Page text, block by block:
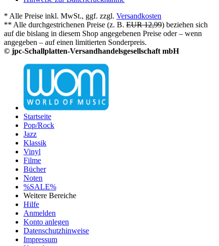
* Alle Preise inkl. MwSt., ggf. zzgl. Versandkosten
** Alle durchgestrichenen Preise (z. B. EUR 12,99) beziehen sich
auf die bislang in diesem Shop angegebenen Preise oder – wenn
angegeben – auf einen limitierten Sonderpreis.
© jpc-Schallplatten-Versandhandelsgesellschaft mbH
Startseite
Pop/Rock
Jazz
Klassik
Vinyl
Filme
Bücher
Noten
%SALE%
Weitere Bereiche
Hilfe
Anmelden
Konto anlegen
Datenschutzhinweise
Impressum